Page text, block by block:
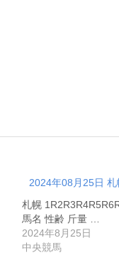
2024年08月25日
札幌
馬名 性齢 斤量 …
2024年8月25日
中央競馬